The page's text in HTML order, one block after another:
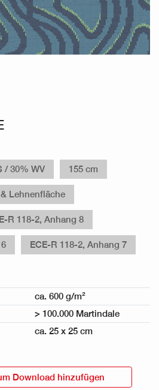
/ 30% WV 155 cm
Lehnenfläche
R 118-2, Anhang 8
ECE-R 118-2, Anhang 7
ca. 600 g/m²
> 100.000 Martindale
ca. 25 x 25 cm
Download hinzufügen